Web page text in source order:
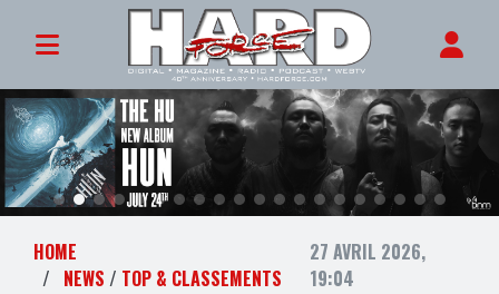
HOME
NEWS / TOP & CLASSEMENTS
27 AVRIL 2026,
19:04